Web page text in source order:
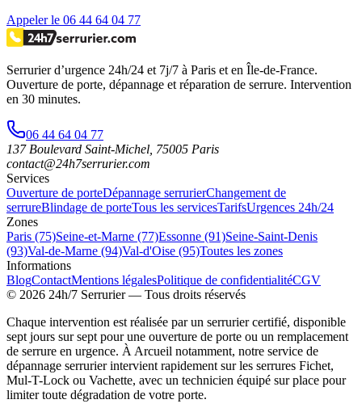
Appeler le 06 44 64 04 77
Serrurier d’urgence 24h/24 et 7j/7 à Paris et en Île-de-France.
Ouverture de porte, dépannage et réparation de serrure. Intervention
en 30 minutes.
06 44 64 04 77
137 Boulevard Saint-Michel 75005 Paris
contact@24h7serrurier.com
Services
Ouverture de porteDépannage serrurierChangement de
serrureBlindage de porteTous les servicesTarifsUrgences 24h/24
Zones
Paris (75)Seine-et-Marne (77)Essonne (91)Seine-Saint-Denis
(93)Val-de-Marne (94)Val-d'Oise (95)Toutes les zones
Informations
BlogContactMentions légalesPolitique de confidentialitéCGV
© 2026 24h/7 Serrurier— Tous droits réservés
Chaque intervention est réalisée par un serrurier certifié, disponible
sept jours sur sept pour une ouverture de porte ou un remplacement
de serrure en urgence. À Arcueil notamment, notre service de
dépannage serrurier intervient rapidement sur les serrures Fichet,
Mul-T-Lock ou Vachette, avec un technicien équipé sur place pour
limiter toute dégradation de votre porte.